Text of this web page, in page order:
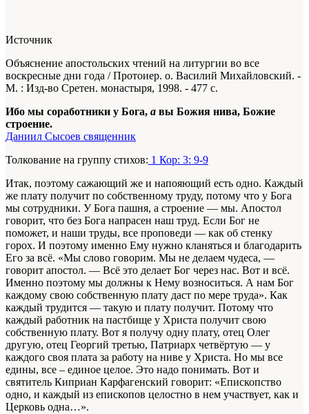
Источник
Объяснение апостольских чтений на литургии во все
воскресные дни года / Протоиер. о. Василий Михайловский. -
М. : Изд-во Сретен. монастыря, 1998. - 477 с.
Ибо мы соработники у Бога, а вы Божия нива, Божие
строение.
Даниил Сысоев священник
Толкование на группу стихов: 1 Кор: 3: 9-9
Итак, поэтому сажающий же и напояющий есть одно. Каждый
же плату получит по собственному труду, потому что у Бога
мы сотрудники. У Бога пашня, а строение — мы. Апостол
говорит, что без Бога напрасен наш труд. Если Бог не
поможет, и наши труды, все проповеди — как об стенку
горох. И поэтому именно Ему нужно кланяться и благодарить
Его за всё. «Мы слово говорим. Мы не делаем чудеса, —
говорит апостол. — Всё это делает Бог через нас. Вот и всё.
Именно поэтому мы должны к Нему возноситься. А нам Бог
каждому свою собственную плату даст по мере труда». Как
каждый трудится — такую и плату получит. Потому что
каждый работник на пастбище у Христа получит свою
собственную плату. Вот я получу одну плату, отец Олег
другую, отец Георгий третью, Патриарх четвёртую — у
каждого своя плата за работу на ниве у Христа. Но мы все
едины, все – единое целое. Это надо понимать. Вот и
святитель Киприан Карфагенский говорит: «Епископство
одно, и каждый из епископов целостно в нем участвует, как и
Церковь одна…».